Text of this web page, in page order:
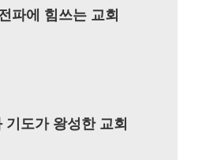
파에 힘쓰는 교회
기도가 왕성한 교회